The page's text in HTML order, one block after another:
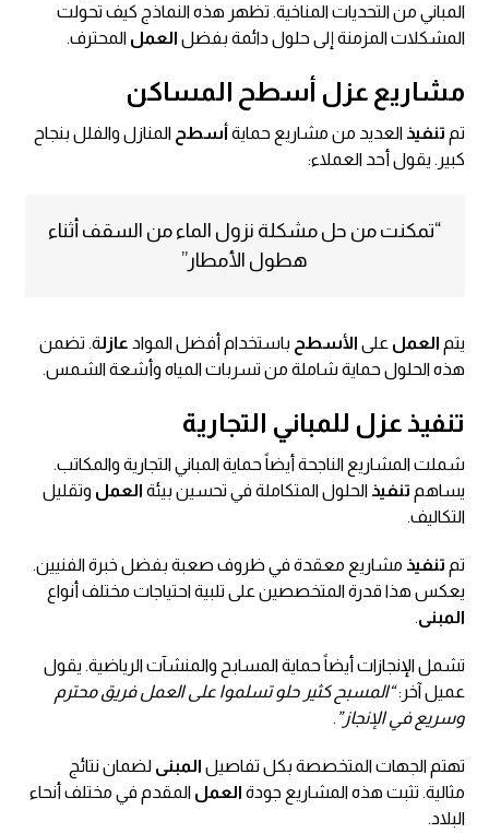
المباني من التحديات المناخية. تظهر هذه النماذج كيف تحولت
المشكلات المزمنة إلى حلول دائمة بفضل العمل المحترف.
مشاريع عزل أسطح المساكن
تم تنفيذ العديد من مشاريع حماية أسطح المنازل والفلل بنجاح
كبير. يقول أحد العملاء:
“تمكنت من حل مشكلة نزول الماء من السقف أثناء
هطول الأمطار”
يتم العمل على الأسطح باستخدام أفضل المواد عازلة. تضمن
هذه الحلول حماية شاملة من تسربات المياه وأشعة الشمس.
تنفيذ عزل للمباني التجارية
شملت المشاريع الناجحة أيضاً حماية المباني التجارية والمكاتب.
يساهم تنفيذ الحلول المتكاملة في تحسين بيئة العمل وتقليل
التكاليف.
تم تنفيذ مشاريع معقدة في ظروف صعبة بفضل خبرة الفنيين.
يعكس هذا قدرة المتخصصين على تلبية احتياجات مختلف أنواع
المبنى.
تشمل الإنجازات أيضاً حماية المسابح والمنشآت الرياضية. يقول
عميل آخر:“المسبح كثير حلو تسلموا على العمل فريق محترم
وسريع في الإنجاز” .
تهتم الجهات المتخصصة بكل تفاصيل المبنى لضمان نتائج
مثالية. تثبت هذه المشاريع جودة العمل المقدم في مختلف أنحاء
البلاد.